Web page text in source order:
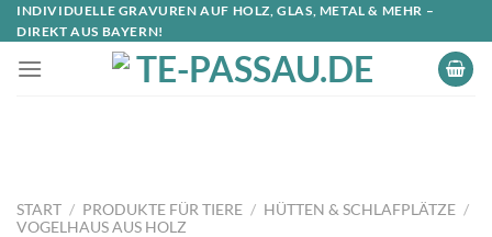
INDIVIDUELLE GRAVUREN AUF HOLZ, GLAS, METAL & MEHR –
DIREKT AUS BAYERN!
START / PRODUKTE FÜR TIERE / HÜTTEN & SCHLAFPLÄTZE /
VOGELHAUS AUS HOLZ